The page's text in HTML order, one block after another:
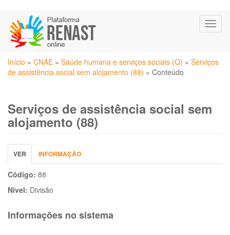
para
conteúdo
principal
Você
está
Início » CNAE » Saúde humana e serviços sociais (Q) » Serviços
de assistência social sem alojamento (88) » Conteúdo
Serviços de assistência social sem
alojamento (88)
Abas
primárias
VER (ABA
ATIVA)
INFORMAÇÃO
Código: 88
Nível: Divisão
Informações no sistema